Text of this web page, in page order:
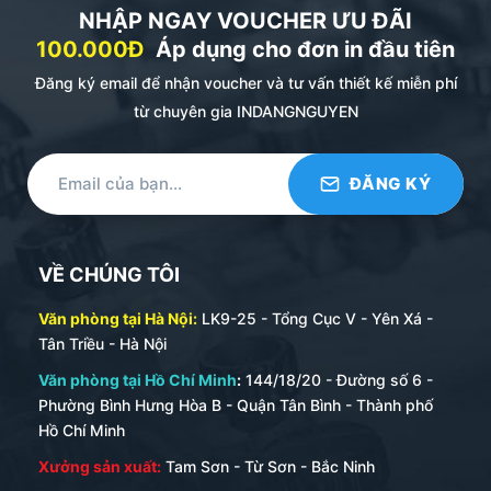
kẹp tiền để bạn gấp gọn một vài tờ tiền khi cần
thiết.
NHẬP NGAY VOUCHER ƯU ĐÃI
100.000Đ Áp dụng cho đơn in đầu tiên
Đăng ký email để nhận voucher và tư vấn thiết kế miễn phí
từ chuyên gia INDANGNGUYEN
VỀ CHÚNG TÔI
Văn phòng tại Hà Nội: LK9-25 - Tổng Cục V - Yên Xá -
Tân Triều - Hà Nội
Văn phòng tại Hồ Chí Minh: 144/18/20 - Đường số 6 -
Phường Bình Hưng Hòa B - Quận Tân Bình - Thành phố
Hồ Chí Minh
Xưởng sản xuất: Tam Sơn - Từ Sơn - Bắc Ninh